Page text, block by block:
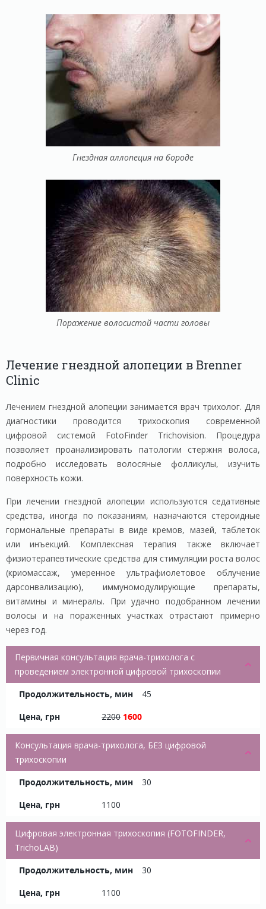
Гнездная аллопеция на бороде
Поражение волосистой части головы
Лечение гнездной алопеции в Brenner
Clinic
Лечением гнездной алопеции занимается врач трихолог. Для
диагностики проводится трихоскопия современной
цифровой системой FotoFinder Trichovision. Процедура
позволяет проанализировать патологии стержня волоса,
подробно исследовать волосяные фолликулы, изучить
поверхность кожи.
При лечении гнездной алопеции используются седативные
средства, иногда по показаниям, назначаются стероидные
гормональные препараты в виде кремов, мазей, таблеток
или инъекций. Комплексная терапия также включает
физиотерапевтические средства для стимуляции роста волос
(криомассаж, умеренное ультрафиолетовое облучение
дарсонвализацию), иммуномодулирующие препараты,
витамины и минералы. При удачно подобранном лечении
волосы и на пораженных участках отрастают примерно
через год.
Первичная консультация врача-трихолога с
проведением электронной цифровой трихоскопии
45
2200 1600
Консультация врача-трихолога, БЕЗ цифровой
трихоскопии
30
1100
Цифровая электронная трихоскопия (FOTOFINDER,
TrichoLAB)
30
1100